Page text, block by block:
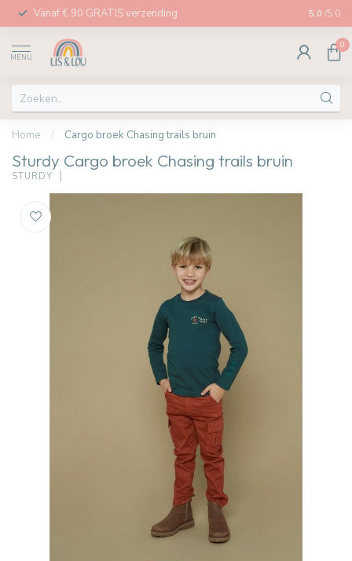
Vanaf € 90 GRATIS verzending Afhalen
5.0 /5.0
MENU
0
Home / Cargo broek Chasing trails bruin
Sturdy Cargo broek Chasing trails bruin
STURDY